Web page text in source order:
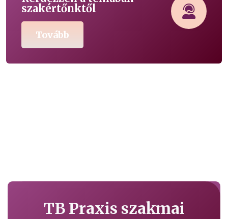
szakértőnktől
Tovább
TB Praxis szakmai